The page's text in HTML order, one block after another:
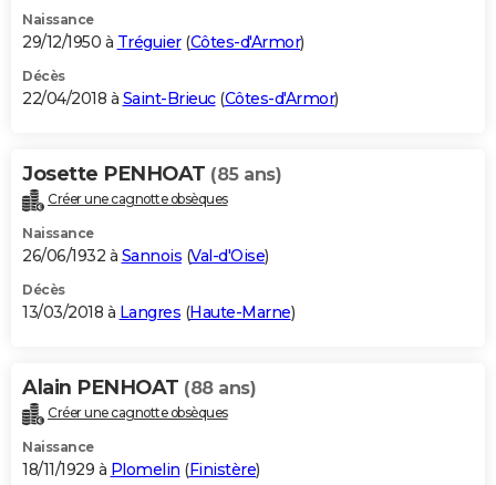
Naissance
29/12/1950 à Tréguier(Côtes-d'Armor)
Décès
22/04/2018 à Saint-Brieuc(Côtes-d'Armor)
Josette PENHOAT (85 ans)
Créer une cagnotte obsèques
Naissance
26/06/1932 à Sannois (Val-d'Oise)
Décès
13/03/2018 à Langres (Haute-Marne)
Alain PENHOAT (88 ans)
Créer une cagnotte obsèques
Naissance
18/11/1929 à Plomelin (Finistère)